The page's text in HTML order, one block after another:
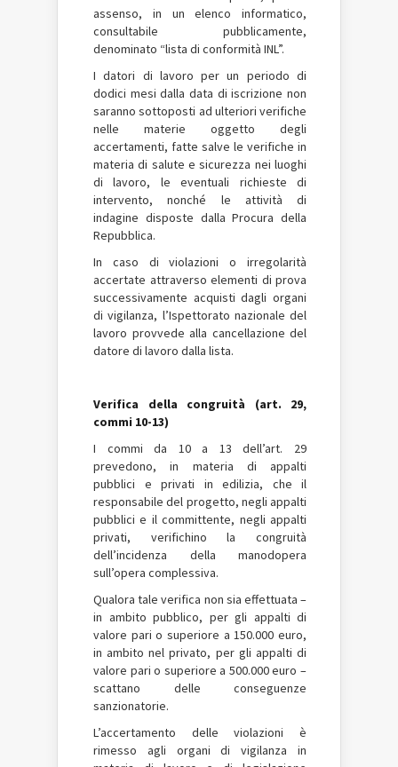
assenso, in un elenco informatico,
consultabile pubblicamente,
denominato “lista di conformità INL”.
I datori di lavoro per un periodo di
dodici mesi dalla data di iscrizione non
saranno sottoposti ad ulteriori verifiche
nelle materie oggetto degli
accertamenti, fatte salve le verifiche in
materia di salute e sicurezza nei luoghi
di lavoro, le eventuali richieste di
intervento, nonché le attività di
indagine disposte dalla Procura della
Repubblica.
In caso di violazioni o irregolarità
accertate attraverso elementi di prova
successivamente acquisti dagli organi
di vigilanza, l’Ispettorato nazionale del
lavoro provvede alla cancellazione del
datore di lavoro dalla lista.
Verifica della congruità (art. 29,
commi 10-13)
I commi da 10 a 13 dell’art. 29
prevedono, in materia di appalti
pubblici e privati in edilizia, che il
responsabile del progetto, negli appalti
pubblici e il committente, negli appalti
privati, verifichino la congruità
dell’incidenza della manodopera
sull’opera complessiva.
Qualora tale verifica non sia effettuata –
in ambito pubblico, per gli appalti di
valore pari o superiore a 150.000 euro,
in ambito nel privato, per gli appalti di
valore pari o superiore a 500.000 euro –
scattano delle conseguenze
sanzionatorie.
L’accertamento delle violazioni è
rimesso agli organi di vigilanza in